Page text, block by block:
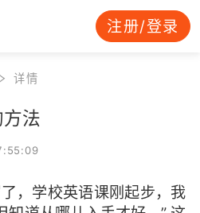
注册/登录
详情
法
，学校英语课刚起步，我